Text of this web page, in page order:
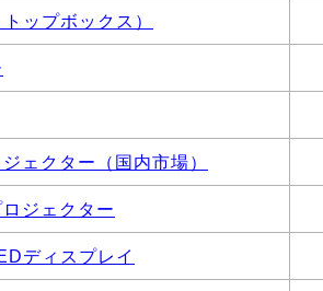
ップボックス）
ェクター（国内市場）
ジェクター
ディスプレイ